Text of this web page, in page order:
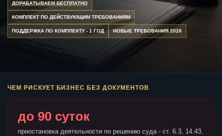
ДОРАБАТЫВАЕМ БЕСПЛАТНО
КОМПЛЕКТ ПО ДЕЙСТВУЮЩИМ ТРЕБОВАНИЯМ
ПОДДЕРЖКА ПО КОМПЛЕКТУ - 1 ГОД НОВЫЕ ТРЕБОВАНИЯ 2026
ЧЕМ РИСКУЕТ БИЗНЕС БЕЗ ДОКУМЕНТОВ
до 90 суток
приостановка деятельности по решению суда - ст. 6.3, 14.43,